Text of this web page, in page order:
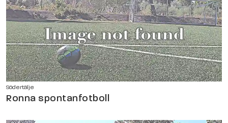
Södertälje
Ronna spontanfotboll